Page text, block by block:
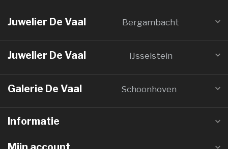
Juwelier De Vaal Bergambacht
Juwelier De Vaal IJsselstein
Galerie De Vaal Schoonhoven
Informatie